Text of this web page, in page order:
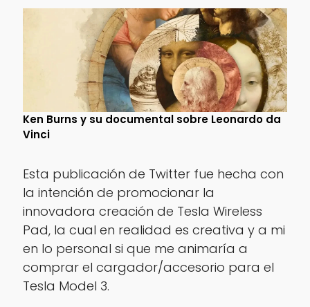
Ken Burns y su documental sobre Leonardo da
Vinci
Esta publicación de Twitter fue hecha con
la intención de promocionar la
innovadora creación de Tesla Wireless
Pad, la cual en realidad es creativa y a mi
en lo personal si que me animaría a
comprar el cargador/accesorio para el
Tesla Model 3.